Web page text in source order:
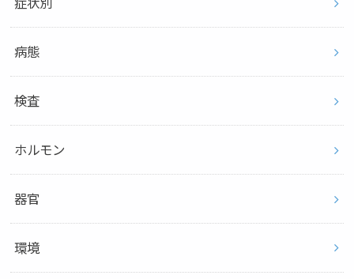
症状別
病態
検査
ホルモン
器官
環境